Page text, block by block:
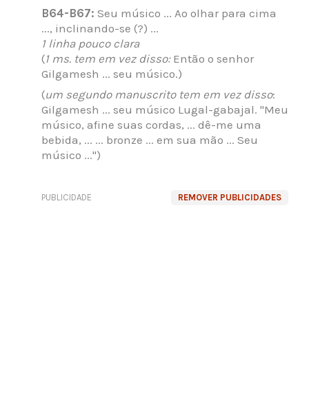
B64-B67: Seu músico ... Ao olhar para cima
..., inclinando-se (?) ...
1 linha pouco clara
(1 ms. tem em vez disso:Então o senhor
Gilgamesh ... seu músico.)
(um segundo manuscrito tem em vez disso:
Gilgamesh ... seu músico Lugal-gabajal. "Meu
músico, afine suas cordas, ... dê-me uma
bebida, ... ... bronze ... em sua mão ... Seu
músico ...")
REMOVER PUBLICIDADES
PUBLICIDADE